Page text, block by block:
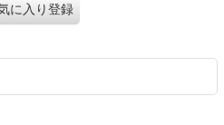
に入り登録